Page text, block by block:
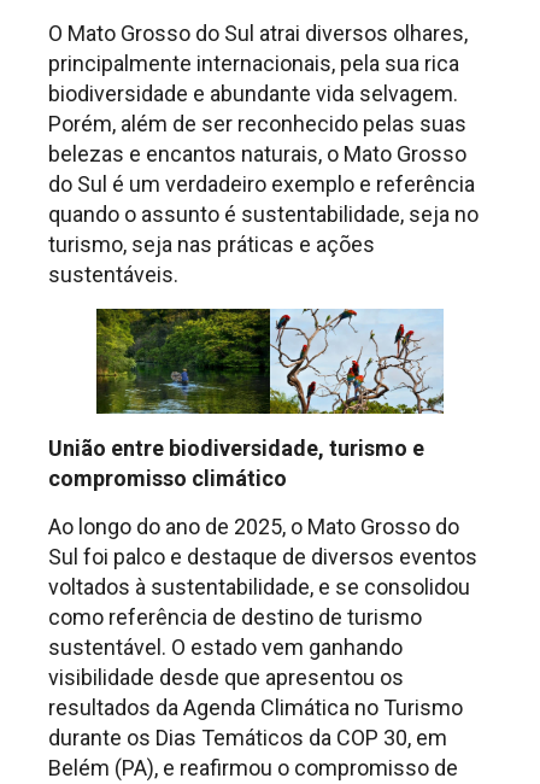
O Mato Grosso do Sul atrai diversos olhares,
principalmente internacionais, pela sua rica
biodiversidade e abundante vida selvagem.
Porém, além de ser reconhecido pelas suas
belezas e encantos naturais, o Mato Grosso
do Sul é um verdadeiro exemplo e referência
quando o assunto é sustentabilidade, seja no
turismo, seja nas práticas e ações
sustentáveis.
União entre biodiversidade, turismo e
compromisso climático
Ao longo do ano de 2025, o Mato Grosso do
Sul foi palco e destaque de diversos eventos
voltados à sustentabilidade, e se consolidou
como referência de destino de turismo
sustentável. O estado vem ganhando
visibilidade desde que apresentou os
resultados da Agenda Climática no Turismo
durante os Dias Temáticos da COP 30, em
Belém (PA), e reafirmou o compromisso de